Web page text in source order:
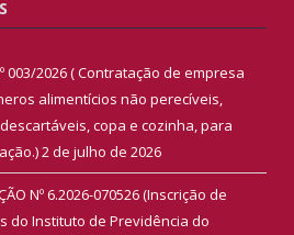
003/2026 ( Contratação de empresa
alimentícios não perecíveis,
copa e cozinha, para
2 de julho de 2026
Nº 6.2026-070526 (Inscrição de
do Instituto de Previdência do